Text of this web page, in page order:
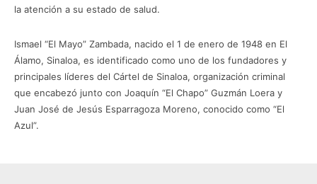
la atención a su estado de salud.
Ismael “El Mayo” Zambada, nacido el 1 de enero de 1948 en El
Álamo, Sinaloa, es identificado como uno de los fundadores y
principales líderes del Cártel de Sinaloa, organización criminal
que encabezó junto con Joaquín “El Chapo” Guzmán Loera y
Juan José de Jesús Esparragoza Moreno, conocido como “El
Azul”.